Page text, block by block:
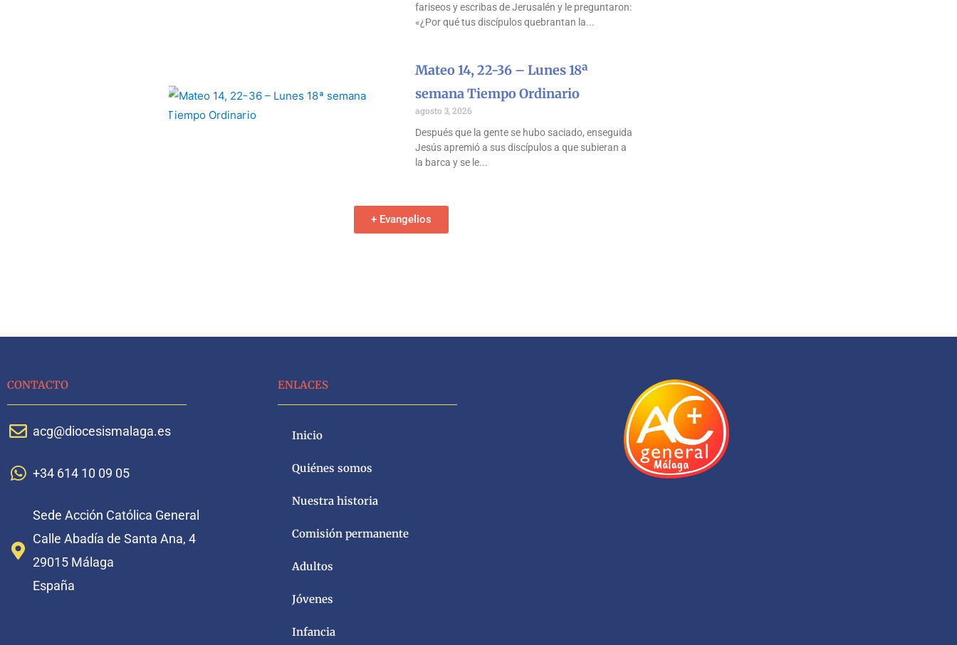
fariseos y escribas de Jerusalén y le preguntaron:
«¿Por qué tus discípulos quebrantan la
Mateo 14, 22-36 – Lunes 18ª
semana Tiempo Ordinario
agosto 3, 2026
Después que la gente se hubo saciado, enseguida
Jesús apremió a sus discípulos a que subieran a
la barca y se le
+ Evangelios
CONTACTO
acg@diocesismalaga.es
+34 614 10 09 05
Sede Acción Católica General
Calle Abadía de Santa Ana, 4
29015 Málaga
España
ENLACES
Inicio
Quiénes somos
Nuestra historia
Comisión permanente
Adultos
Jóvenes
Infancia